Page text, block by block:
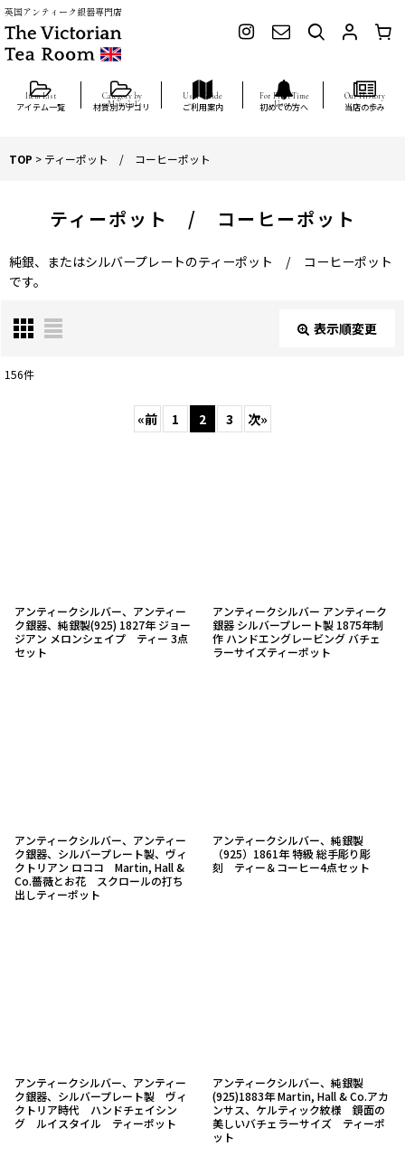
英国アンティーク銀器専門店
アイテム一覧 材質別カテゴリ ご利用案内 初めての方へ 当店の歩み
TOP > ティーポット / コーヒーポット
ティーポット / コーヒーポット
純銀、またはシルバープレートのティーポット / コーヒーポット
です。
表示順変更
閉じる
156件
«前 1 2 3 次»
アンティークシルバー、アンティー
ク銀器、純銀製(925) 1827年 ジョー
ジアン メロンシェイプ ティー 3点
セット
アンティークシルバー アンティーク
銀器 シルバープレート製 1875年制
作 ハンドエングレービング バチェ
ラーサイズティーポット
アンティークシルバー、アンティー
ク銀器、シルバープレート製、ヴィ
クトリアン ロココ Martin, Hall &
Co.薔薇とお花 スクロールの打ち
出しティーポット
アンティークシルバー、純銀製
（925）1861年 特級 総手彫り彫
刻 ティー＆コーヒー4点セット
アンティークシルバー、アンティー
ク銀器、シルバープレート製 ヴィ
クトリア時代 ハンドチェイシン
グ ルイスタイル ティーポット
アンティークシルバー、純銀製
(925)1883年 Martin, Hall & Co.アカ
ンサス、ケルティック紋様 鏡面の
美しいバチェラーサイズ ティーポ
ット